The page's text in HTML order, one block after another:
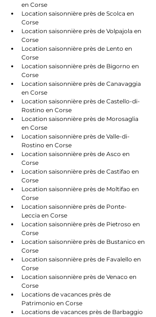
en Corse
Location saisonnière près de Scolca en
Corse
Location saisonnière près de Volpajola en
Corse
Location saisonnière près de Lento en
Corse
Location saisonnière près de Bigorno en
Corse
Location saisonnière près de Canavaggia
en Corse
Location saisonnière près de Castello-di-
Rostino en Corse
Location saisonnière près de Morosaglia
en Corse
Location saisonnière près de Valle-di-
Rostino en Corse
Location saisonnière près de Asco en
Corse
Location saisonnière près de Castifao en
Corse
Location saisonnière près de Moltifao en
Corse
Location saisonnière près de Ponte-
Leccia en Corse
Location saisonnière près de Pietroso en
Corse
Location saisonnière près de Bustanico en
Corse
Location saisonnière près de Favalello en
Corse
Location saisonnière près de Venaco en
Corse
Locations de vacances près de
Patrimonio en Corse
Locations de vacances près de Barbaggio